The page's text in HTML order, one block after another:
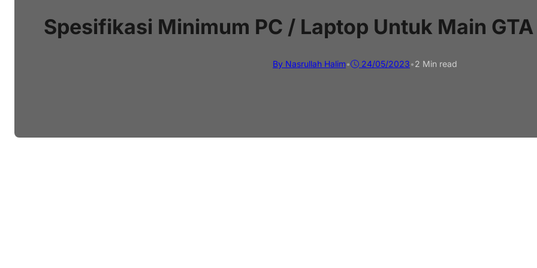
Spesifikasi Minimum PC / Laptop Untuk Main
By Nasrullah Halim• 24/05/2023•2 Min read